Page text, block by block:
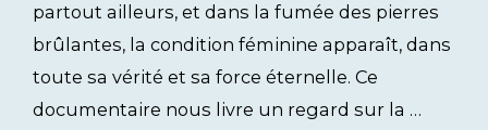
partout ailleurs, et dans la fumée des pierres
brûlantes, la condition féminine apparaît, dans
toute sa vérité et sa force éternelle. Ce
documentaire nous livre un regard sur la …